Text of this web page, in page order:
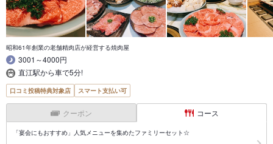
昭和61年創業の老舗精肉店が経営する焼肉屋
3001～4000円
直江駅から車で5分!
口コミ投稿特典対象店 スマート支払い可
クーポン コース
「宴会にもおすすめ」人気メニューを集めたファミリーセット☆